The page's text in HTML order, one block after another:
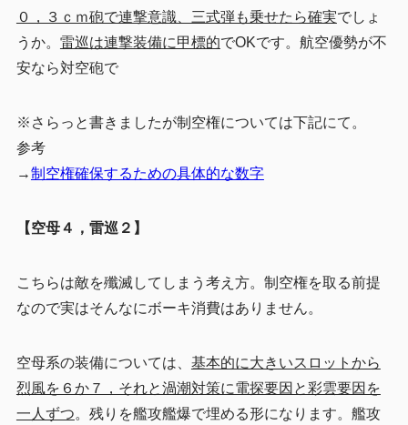
０，３ｃｍ砲で連撃意識、三式弾も乗せたら確実でしょ
うか。 雷巡は連撃装備に甲標的でOKです。航空優勢が不
安なら対空砲で
※さらっと書きましたが制空権については下記にて。
参考
→制空権確保するための具体的な数字
【空母４，雷巡２ 】
こちらは敵を殲滅してしまう考え方。制空権を取る前提
なので実はそんなにボーキ消費はありません。
空母系の装備については、 基本的に大きいスロットから
烈風を６か７，それと渦潮対策に電探要因と彩雲要因を
一人ずつ。残りを艦攻艦爆で埋める形になります。艦攻